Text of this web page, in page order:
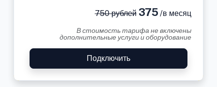
750 рублей375 /в месяц
В стоимость тарифа не включены
дополнительные услуги и оборудование
Подключить